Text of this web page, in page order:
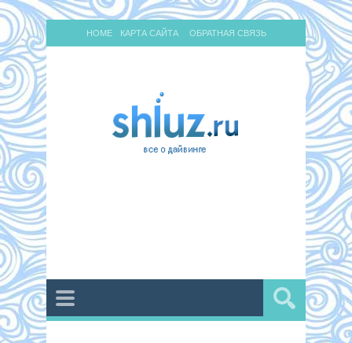
HOME КАРТА САЙТА ОБРАТНАЯ СВЯЗЬ